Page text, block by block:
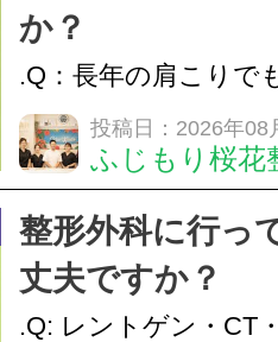
か？
.Q：長年の肩こりで
か？A：はい、お任
性的な肩こりの原因
慣など様々です。痛
し、お一人おひとり
をご提案します。.#
投稿日：2026年08
ふじもり桜花
整形外科に行っ
丈夫ですか？
.Q: レントゲン・CT